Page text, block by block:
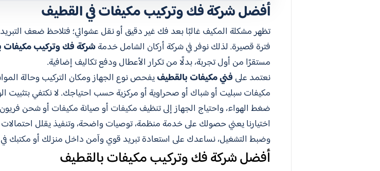
أفضل شركة فك وتركيب مكيفات في القطيف
تظهر مشكلة المكيف غالبًا بعد فك غير دقيق أو نقل عشوائي؛ فتلاحظ ضعف
فترة قصيرة. لذلك نوفر في شركة أركان الشامل خدمةشركة فك وتركيب مكيفات
مستقرًا من أول تجربة، بدلًا من تكرار الأعطال ودفع تكاليف إضافية.
نعتمد على فني مكيفات بالقطيفيفحص نوع الجهاز ومكان التركيب وحالة
مكيفات سبليت أو شباك أو صحراوية أو مركزية حسب احتياجك. لا نكتفي بتثبيت
ضغط الهواء، واحتياج الجهاز إلى تنظيف مكيفات أو صيانة مكيفات أو شحن
اختيارنا يعني حصولك على خدمة منظمة، توصيات واضحة، وتنفيذ يقلل احتمالات
وضبط التشغيل، نساعدك على استعادة تبريد قوي وآمن داخل منزلك أو مكتبك
أفضل شركة فك وتركيب مكيفات بالقطيف